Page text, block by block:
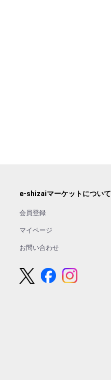
e-shizaiマーケットについて
会員登録
マイページ
お問い合わせ